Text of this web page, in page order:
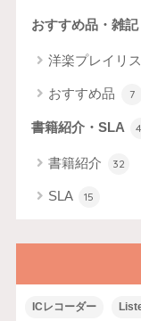
おすすめ品・雑
洋楽プレイリ
おすすめ品 7
書籍紹介・SLA
書籍紹介 32
SLA 15
ICレコーダー